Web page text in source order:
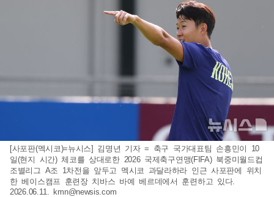
[사포판(멕시코)=뉴시스] 김명년 기자 = 축구 국가대표팀 손흥민이 10
일(현지 시간) 체코를 상대로한 2026 국제축구연맹(FIFA) 북중미월드컵
조별리그 A조 1차전을 앞두고 멕시코 과달라하라 인근 사포판에 위치
한 베이스캠프 훈련장 치바스 바예 베르데에서 훈련하고 있다.
2026.06.11.
kmn@newsis.com